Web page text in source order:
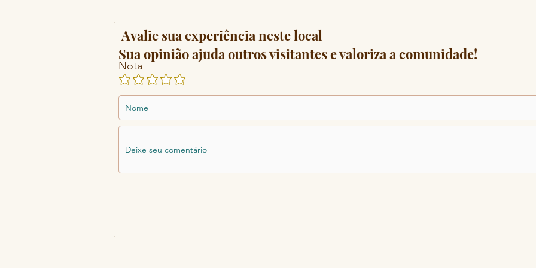
Avalie sua experiência neste local
Sua opinião ajuda outros visitantes e valoriza a comunidade!
Nota